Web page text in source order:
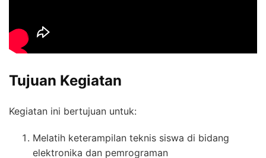
Tujuan Kegiatan
Kegiatan ini bertujuan untuk:
Melatih keterampilan teknis siswa di bidang
elektronika dan pemrograman